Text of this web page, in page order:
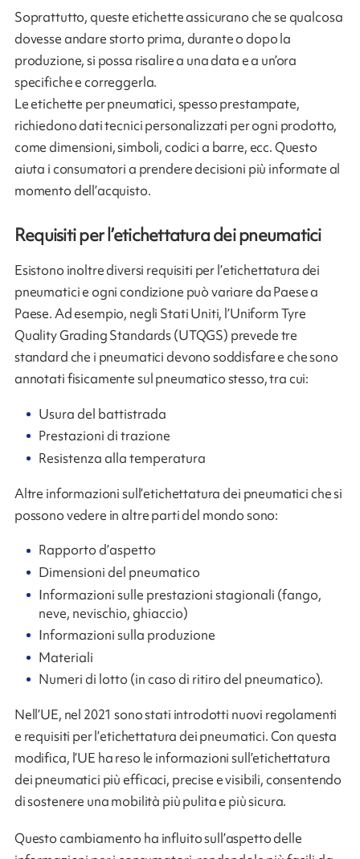
Soprattutto, queste etichette assicurano che se qualcosa
dovesse andare storto prima, durante o dopo la
produzione, si possa risalire a una data e a un’ora
specifiche e correggerla.
Le etichette per pneumatici, spesso prestampate,
richiedono dati tecnici personalizzati per ogni prodotto,
come dimensioni, simboli, codici a barre, ecc. Questo
aiuta i consumatori a prendere decisioni più informate al
momento dell’acquisto.
Requisiti per l’etichettatura dei pneumatici
Esistono inoltre diversi requisiti per l’etichettatura dei
pneumatici e ogni condizione può variare da Paese a
Paese. Ad esempio, negli Stati Uniti, l’Uniform Tyre
Quality Grading Standards (UTQGS) prevede tre
standard che i pneumatici devono soddisfare e che sono
annotati fisicamente sul pneumatico stesso, tra cui:
Usura del battistrada
Prestazioni di trazione
Resistenza alla temperatura
Altre informazioni sull’etichettatura dei pneumatici che si
possono vedere in altre parti del mondo sono:
Rapporto d’aspetto
Dimensioni del pneumatico
Informazioni sulle prestazioni stagionali (fango,
neve, nevischio, ghiaccio)
Informazioni sulla produzione
Materiali
Numeri di lotto (in caso di ritiro del pneumatico).
Nell’UE, nel 2021 sono stati introdotti nuovi regolamenti
e requisiti per l’etichettatura dei pneumatici. Con questa
modifica, l’UE ha reso le informazioni sull’etichettatura
dei pneumatici più efficaci, precise e visibili, consentendo
di sostenere una mobilità più pulita e più sicura.
Questo cambiamento ha influito sull’aspetto delle